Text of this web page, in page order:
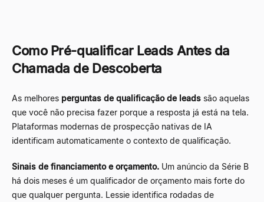
Como Pré-qualificar Leads Antes da
Chamada de Descoberta
As melhores perguntas de qualificação de leads são aquelas
que você não precisa fazer porque a resposta já está na tela.
Plataformas modernas de prospecção nativas de IA
identificam automaticamente o contexto de qualificação.
Sinais de financiamento e orçamento. Um anúncio da Série B
há dois meses é um qualificador de orçamento mais forte do
que qualquer pergunta. Lessie identifica rodadas de